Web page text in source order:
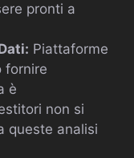
pronti a
Piattaforme
fornire
è
non si
queste analisi